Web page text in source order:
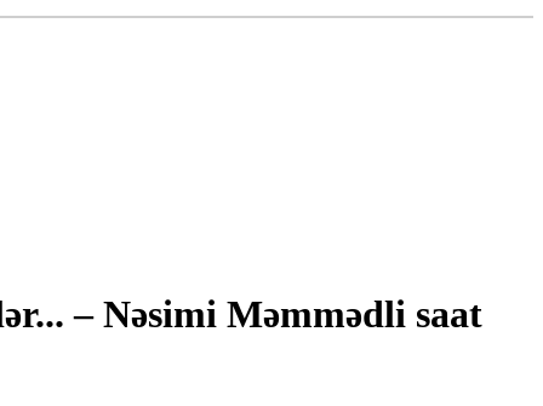
– Nəsimi Məmmədli saat